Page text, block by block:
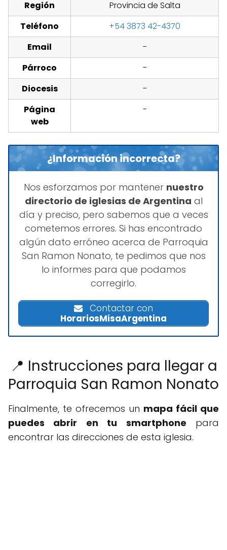
Región
Provincia de Salta
Teléfono
+54 3873 42-4370
Email
-
Párroco
-
Diocesis
-
Página
web
-
¿Información incorrecta?
Nos esforzamos por mantener nuestro
directorio de iglesias de Argentina al
día y preciso, pero sabemos que a veces
cometemos errores. Si has encontrado
algún dato erróneo acerca de Parroquia
San Ramon Nonato, te pedimos que nos
lo informes para que podamos
corregirlo.
Contactar con
HorariosMisaArgentina
📍 Instrucciones para llegar a
Parroquia San Ramon Nonato
Finalmente, te ofrecemos un mapa fácil que
puedes abrir en tu smartphone para
encontrar las direcciones de esta iglesia.